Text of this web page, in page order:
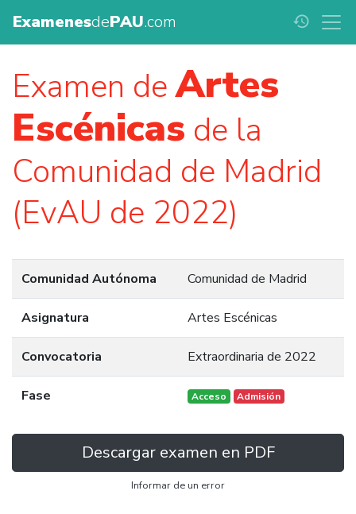
ExamenesdePAU.com history
Examen deArtes
Escénicas de la
Comunidad de Madrid
(EvAU de 2022)
Comunidad Autónoma Comunidad de Madrid
Asignatura Artes Escénicas
Convocatoria Extraordinaria de 2022
Fase Acceso Admisión
Descargar examen en PDF
Informar de un error